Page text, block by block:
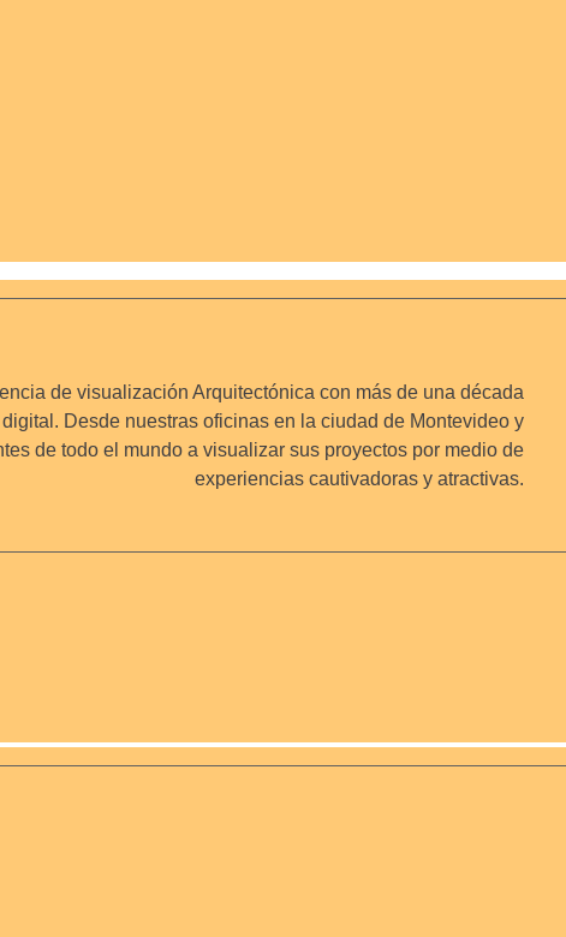
de visualización Arquitectónica con más de una década
Desde nuestras oficinas en la ciudad de Montevideo y
de todo el mundo a visualizar sus proyectos por medio de
experiencias cautivadoras y atractivas.